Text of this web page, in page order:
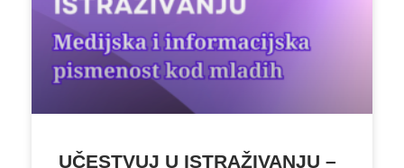
UČESTVUJ U ISTRAŽIVANJU –